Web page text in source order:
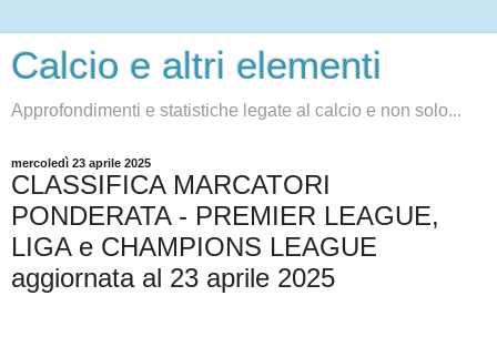
Calcio e altri elementi
Approfondimenti e statistiche legate al calcio e non solo...
mercoledì 23 aprile 2025
CLASSIFICA MARCATORI
PONDERATA - PREMIER LEAGUE,
LIGA e CHAMPIONS LEAGUE
aggiornata al 23 aprile 2025